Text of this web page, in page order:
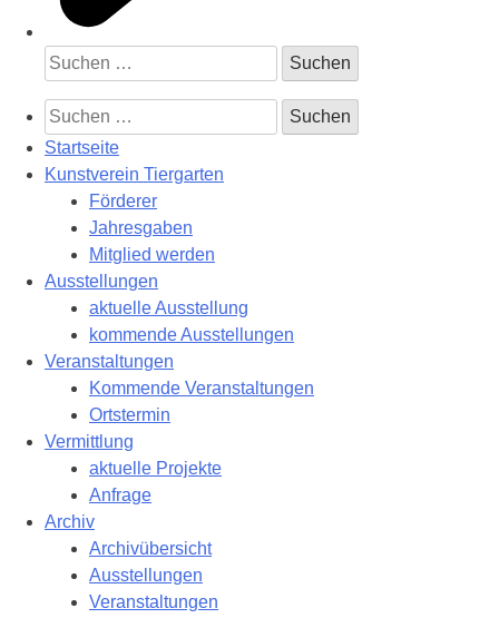
Suchen
nach:
Suchen
nach:
Startseite
Kunstverein Tiergarten
Förderer
Jahresgaben
Mitglied werden
Ausstellungen
aktuelle Ausstellung
kommende Ausstellungen
Veranstaltungen
Kommende Veranstaltungen
Ortstermin
Vermittlung
aktuelle Projekte
Anfrage
Archiv
Archivübersicht
Ausstellungen
Veranstaltungen